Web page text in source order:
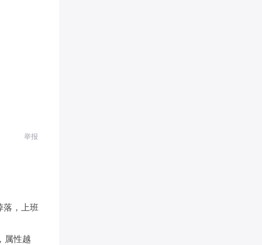
举报
落，上班
属性越